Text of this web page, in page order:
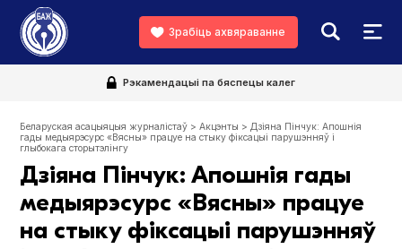
Зрабіць ахвяраванне
Рэкамендацыі па бяспецы калег
Беларуская асацыяцыя журналістаў >Акцэнты > Дзіяна Пінчук: Апошнія
гады медыярэсурс «Вясны» працуе на стыку фіксацыі парушэнняў і
глыбокага сторытэлінгу
Дзіяна Пінчук: Апошнія гады
медыярэсурс «Вясны» працуе
на стыку фіксацыі парушэнняў